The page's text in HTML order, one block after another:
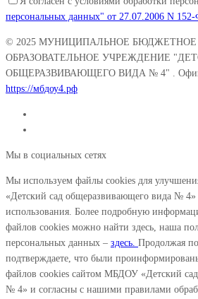
персональных данных" от 27.07.2006 N
© 2025 МУНИЦИПАЛЬНОЕ
ОБРАЗОВАТЕЛЬНОЕ УЧРЕЖДЕНИЕ
ОБЩЕРАЗВИВАЮЩЕГО ВИДА № 4"
.
https://мбдоу4.рф
Мы в социальных сетях
Мы используем файлы cookies для
«Детский сад общеразвивающего вида № 4»
использования. Более подробную
файлов cookies можно найти здесь, наша
персональных данных – здесь. Продолжая
подтверждаете, что были
файлов cookies сайтом МБДОУ «Детский
№ 4» и согласны с нашими правилами